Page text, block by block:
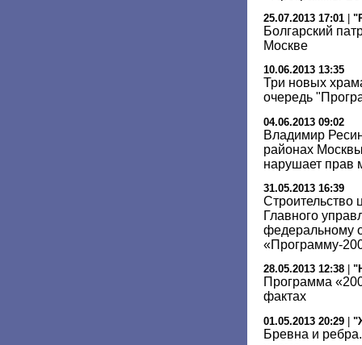
25.07.2013 17:01
Болгарский
Москве
10.06.2013 13:35
Три новых
очередь
04.06.2013 09:02
Владимир
районах
нарушает прав
31.05.2013 16:39
Строительство
Главного
федеральному
«Программу-
28.05.2013 12:38
Программа
фактах
01.05.2013 20:29 |
Бревна и